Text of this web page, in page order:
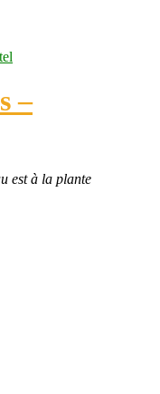
–
est à la plante